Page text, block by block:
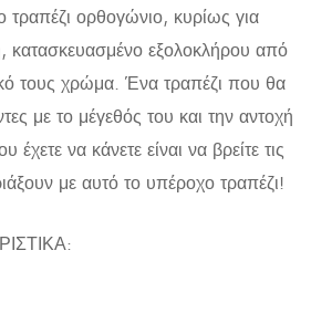
ορθογώνιο, κυρίως για
κατασκευασμένο εξολοκλήρου από
τους χρώμα. Ένα τραπέζι που θα
με το μέγεθός του και την αντοχή
να κάνετε είναι να βρείτε τις
με αυτό το υπέροχο τραπέζι!